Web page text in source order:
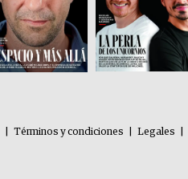
Términos y condiciones Legales